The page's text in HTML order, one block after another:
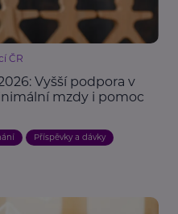
ČR
Vyšší podpora v
mzdy i pomoc
Příspěvky a dávky